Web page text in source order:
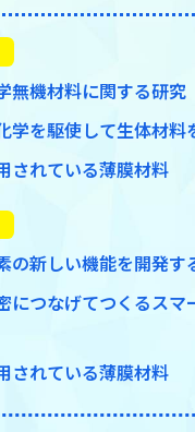
無機材料に関する研究
学を駆使して生体材料
されている薄膜材料
の新しい機能を開発す
につなげてつくるスマ
されている薄膜材料